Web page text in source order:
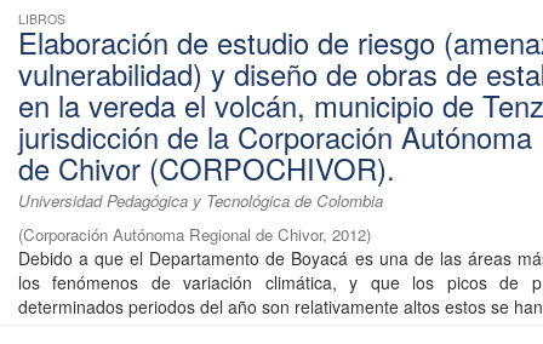
LIBROS
Elaboración de estudio de riesgo
vulnerabilidad) y diseño de obras de
en la vereda el volcán, municipio de
jurisdicción de la Corporación Autónoma
de Chivor (CORPOCHIVOR).
Universidad Pedagógica y Tecnológica de Colombia
(Corporación Autónoma Regional de Chivor, 2012)
Debido a que el Departamento de Boyacá es una de las áreas
los fenómenos de variación climática, y que los picos de
determinados periodos del año son relativamente altos estos se